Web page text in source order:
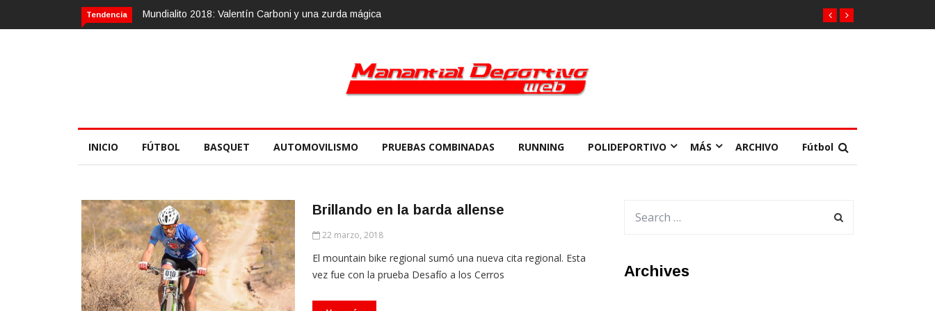
Tendencia
Carboni y una zurda mágicaCalvario Race 2018, 10 de noviembre
INICIO FÚTBOL BASQUET AUTOMOVILISMO PRUEBAS COMBINADAS RUNNING POLIDEPORTIVO MÁS ARCHIVO Fútbol
Brillando en la barda allense
22 marzo, 2018
El mountain bike regional sumó una nueva cita regional. Esta
vez fue con la prueba Desafío a los Cerros
Archives